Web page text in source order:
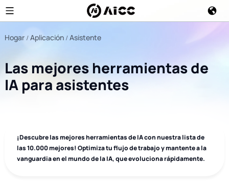
Hogar Aplicación Asistente
Las mejores herramientas de
IA para asistentes
¡Descubre las mejores herramientas de IA con nuestra lista de
las 10.000 mejores! Optimiza tu flujo de trabajo y mantente a la
vanguardia en el mundo de la IA, que evoluciona rápidamente.